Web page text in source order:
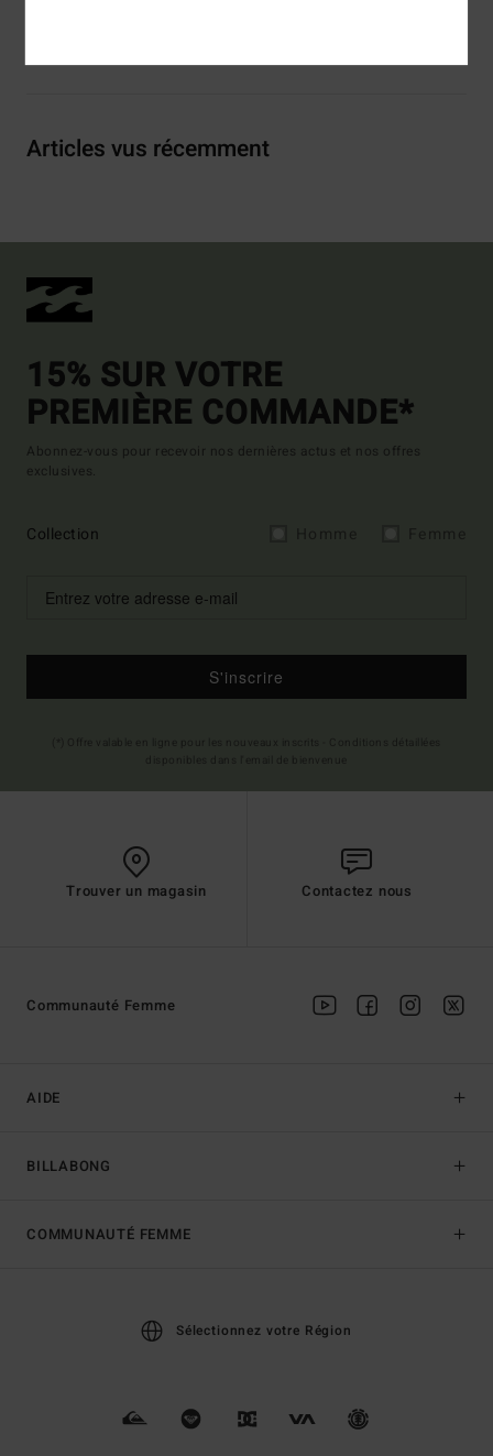
Livraison & Retours
Articles vus récemment
15% SUR VOTRE
PREMIÈRE COMMANDE*
Abonnez-vous pour recevoir nos dernières actus et nos offres
exclusives.
Collection
S'inscrire
Trouver un magasin Contactez nous
AIDE
BILLABONG
Communauté Femme
COMMUNAUTÉ FEMME
Sélectionnez votre Région